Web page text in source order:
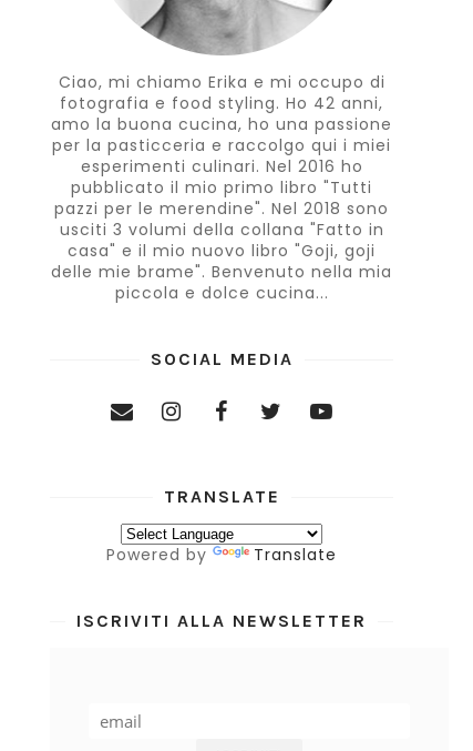
Ciao, mi chiamo Erika e mi occupo di
fotografia e food styling. Ho 42 anni,
amo la buona cucina, ho una passione
per la pasticceria e raccolgo qui i miei
esperimenti culinari. Nel 2016 ho
pubblicato il mio primo libro "Tutti
pazzi per le merendine". Nel 2018 sono
usciti 3 volumi della collana "Fatto in
casa" e il mio nuovo libro "Goji, goji
delle mie brame". Benvenuto nella mia
piccola e dolce cucina...
SOCIAL MEDIA
TRANSLATE
Powered by Translate
ISCRIVITI ALLA NEWSLETTER